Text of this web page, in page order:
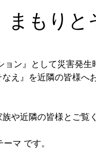
もりと
ン』として災害発生
え』を近隣の皆様へ
や近隣の皆様とご覧
マ です。